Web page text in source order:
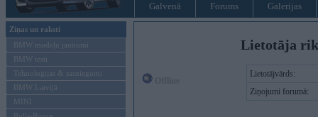
Galvenā Forums Galerijas
Ziņas un raksti
BMW modeļu jaunumi
BMW testi
Tehnoloģijas & sasniegumi
BMW Latvijā
MINI
Lietotāja
Lietotājvārds:
Ziņojumi forumā: